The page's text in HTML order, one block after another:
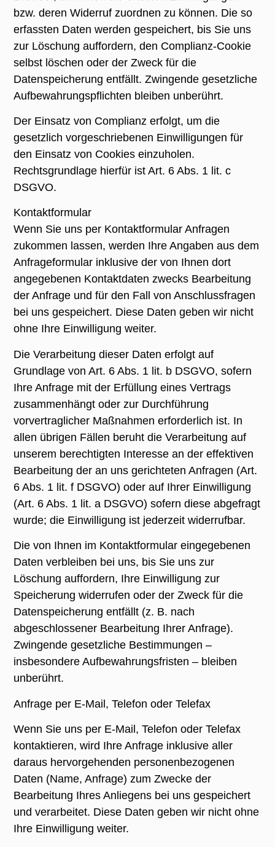
bzw. deren Widerruf zuordnen zu können. Die so
erfassten Daten werden gespeichert, bis Sie uns
zur Löschung auffordern, den Complianz-Cookie
selbst löschen oder der Zweck für die
Datenspeicherung entfällt. Zwingende gesetzliche
Aufbewahrungspflichten bleiben unberührt.
Der Einsatz von Complianz erfolgt, um die
gesetzlich vorgeschriebenen Einwilligungen für
den Einsatz von Cookies einzuholen.
Rechtsgrundlage hierfür ist Art. 6 Abs. 1 lit. c
DSGVO.
Kontaktformular
Wenn Sie uns per Kontaktformular Anfragen
zukommen lassen, werden Ihre Angaben aus dem
Anfrageformular inklusive der von Ihnen dort
angegebenen Kontaktdaten zwecks Bearbeitung
der Anfrage und für den Fall von Anschlussfragen
bei uns gespeichert. Diese Daten geben wir nicht
ohne Ihre Einwilligung weiter.
Die Verarbeitung dieser Daten erfolgt auf
Grundlage von Art. 6 Abs. 1 lit. b DSGVO, sofern
Ihre Anfrage mit der Erfüllung eines Vertrags
zusammenhängt oder zur Durchführung
vorvertraglicher Maßnahmen erforderlich ist. In
allen übrigen Fällen beruht die Verarbeitung auf
unserem berechtigten Interesse an der effektiven
Bearbeitung der an uns gerichteten Anfragen (Art.
6 Abs. 1 lit. f DSGVO) oder auf Ihrer Einwilligung
(Art. 6 Abs. 1 lit. a DSGVO) sofern diese abgefragt
wurde; die Einwilligung ist jederzeit widerrufbar.
Die von Ihnen im Kontaktformular eingegebenen
Daten verbleiben bei uns, bis Sie uns zur
Löschung auffordern, Ihre Einwilligung zur
Speicherung widerrufen oder der Zweck für die
Datenspeicherung entfällt (z. B. nach
abgeschlossener Bearbeitung Ihrer Anfrage).
Zwingende gesetzliche Bestimmungen –
insbesondere Aufbewahrungsfristen – bleiben
unberührt.
Anfrage per E-Mail, Telefon oder Telefax
Wenn Sie uns per E-Mail, Telefon oder Telefax
kontaktieren, wird Ihre Anfrage inklusive aller
daraus hervorgehenden personenbezogenen
Daten (Name, Anfrage) zum Zwecke der
Bearbeitung Ihres Anliegens bei uns gespeichert
und verarbeitet. Diese Daten geben wir nicht ohne
Ihre Einwilligung weiter.